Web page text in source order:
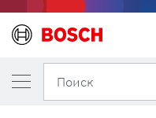
Поиск